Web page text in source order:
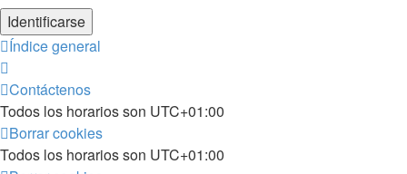
Índice general
Contáctenos
Todos los horarios son UTC+01:00
Borrar cookies
Todos los horarios son UTC+01:00